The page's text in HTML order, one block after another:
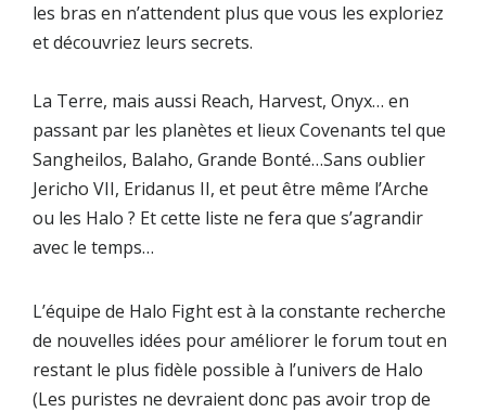
les bras en n’attendent plus que vous les exploriez
et découvriez leurs secrets.
La Terre, mais aussi Reach, Harvest, Onyx… en
passant par les planètes et lieux Covenants tel que
Sangheilos, Balaho, Grande Bonté…Sans oublier
Jericho VII, Eridanus II, et peut être même l’Arche
ou les Halo ? Et cette liste ne fera que s’agrandir
avec le temps…
L’équipe de Halo Fightest à la constante recherche
de nouvelles idées pour améliorer le forum tout en
restant le plus fidèle possible à l’univers de Halo
(Les puristes ne devraient donc pas avoir trop de